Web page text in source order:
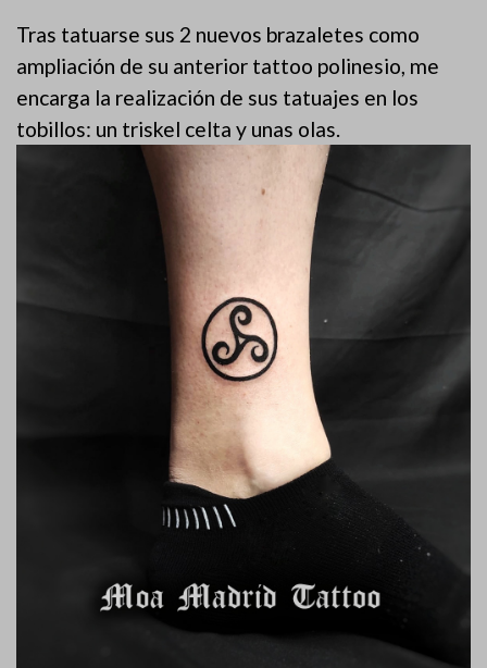
Tras tatuarse sus 2 nuevos brazaletes como
ampliación de su anterior tattoo polinesio, me
encarga la realización de sus tatuajes en los
tobillos: un triskel celta y unas olas.